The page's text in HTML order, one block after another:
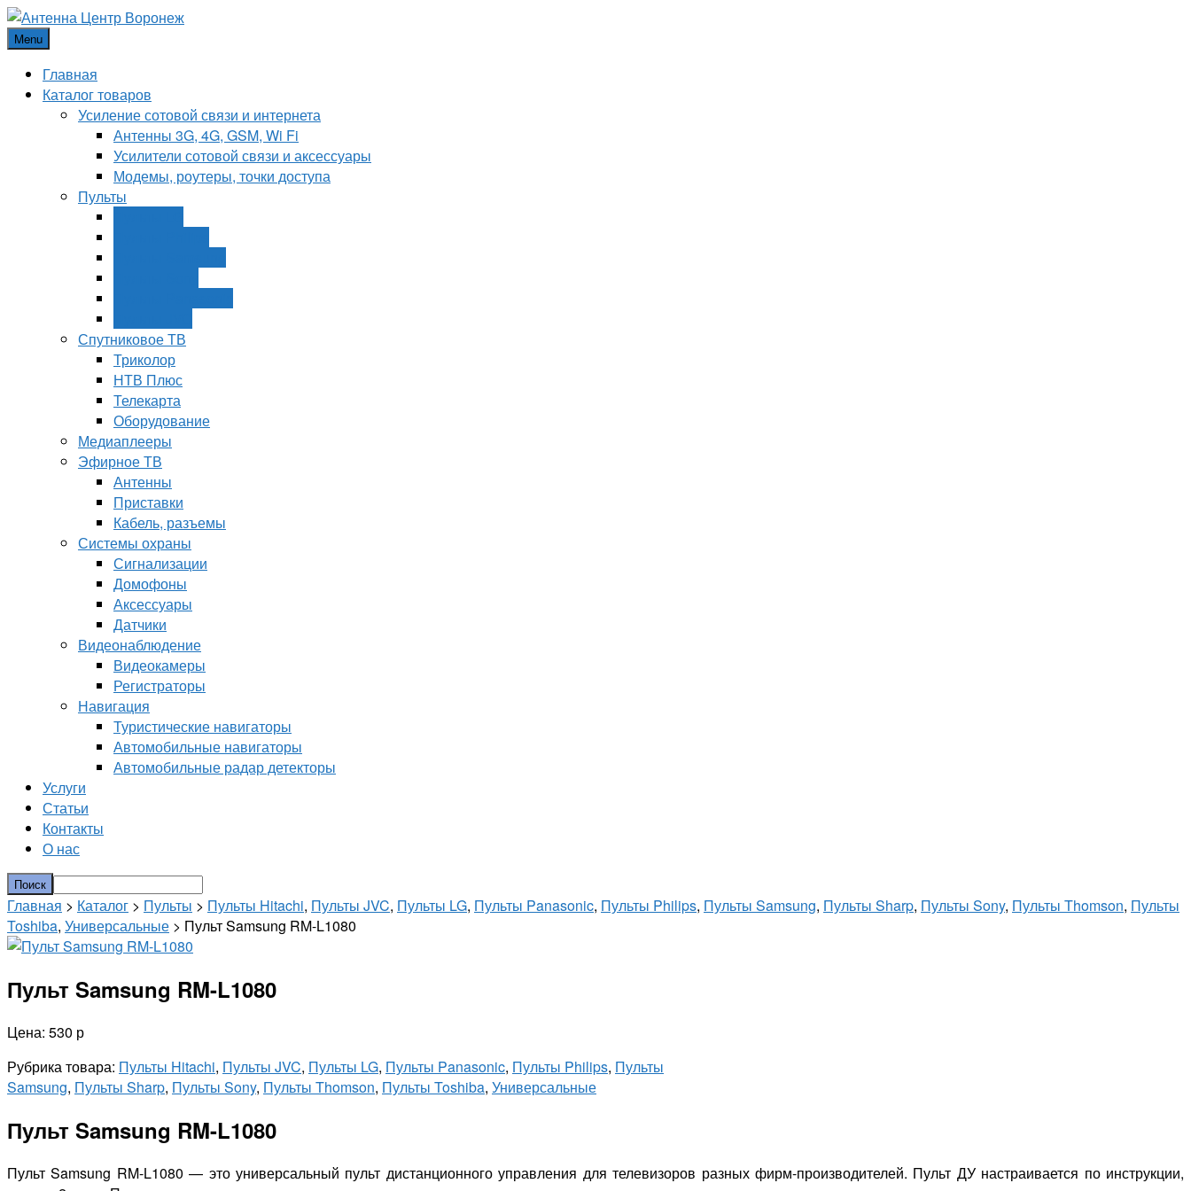
Menu
Главная
Каталог товаров
Усиление сотовой связи и интернета
Антенны 3G, 4G, GSM, Wi Fi
Усилители сотовой связи и аксессуары
Модемы, роутеры, точки доступа
Пульты
Спутниковое ТВ
Триколор
НТВ Плюс
Телекарта
Оборудование
Медиаплееры
Эфирное ТВ
Антенны
Приставки
Кабель, разъемы
Системы охраны
Сигнализации
Домофоны
Аксессуары
Датчики
Видеонаблюдение
Видеокамеры
Регистраторы
Навигация
Туристические навигаторы
Автомобильные навигаторы
Автомобильные радар детекторы
Услуги
Статьи
Контакты
О нас
Главная > Каталог > Пульты > Пульты Hitachi, Пульты JVC, Пульты LG, Пульты Panasonic, Пульты Philips, Пульты Samsung, Пульты Sharp, Пульты Sony, Пульты Thomson, Пульты
Toshiba, Универсальные > Пульт Samsung RM-L1080
Пульт Samsung RM-L1080
Цена: 530 р
Рубрика товара: Пульты Hitachi, Пульты JVC, Пульты LG, Пульты Panasonic, Пульты Philips, Пульты
Samsung, Пульты Sharp, Пульты Sony, Пульты Thomson, Пульты Toshiba, Универсальные
Пульт Samsung RM-L1080
Пульт Samsung RM-L1080 — это универсальный пульт дистанционного управления для телевизоров разных фирм-производителей. Пульт ДУ настраивается по инструкции,